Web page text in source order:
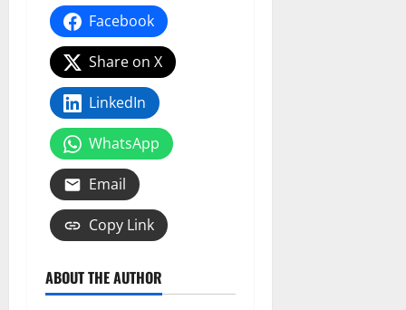
Facebook
Share on X
LinkedIn
WhatsApp
Email
Copy Link
ABOUT THE AUTHOR